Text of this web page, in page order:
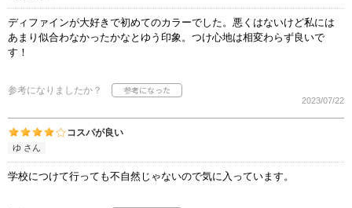
ディファインが大好きで初めてのカラーでした。悪くはないけど私には
あまり似合わなかったかなとゆう印象。つけ心地は相変わらず良いで
す！
参考になりましたか？
2023/07/22
コスパが良い
ゆ さん
学校につけて行っても不自然じゃないので気に入っています。